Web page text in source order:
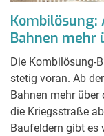
Kombilösung:
Bahnen mehr
Die Kombilösung-
stetig voran. Ab
Bahnen mehr
die Kriegsstraße
Baufeldern gibt es